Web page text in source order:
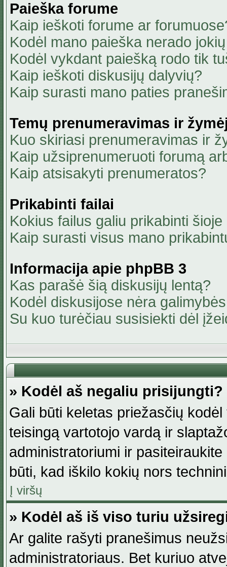
Paieška forume
Kaip ieškoti forume ar
Kodėl mano paieška nerado
Kodėl vykdant paiešką rodo tik
Kaip ieškoti diskusijų dalyvių?
Kaip surasti mano paties
Temų prenumeravimas ir
Kuo skiriasi prenumeravimas ir
Kaip užsiprenumeruoti forumą
Kaip atsisakyti prenumeratos?
Prikabinti failai
Kokius failus galiu prikabinti
Kaip surasti visus mano
Informacija apie phpBB 3
Kas parašė šią diskusijų lentą?
Kodėl diskusijose nėra
Su kuo turėčiau susisiekti dėl
» Kodėl aš negaliu prisijungti?
Gali būti keletas priežasčių
teisingą vartotojo vardą ir
administratoriumi ir
būti, kad iškilo kokių nors
Į viršų
» Kodėl aš iš viso turiu
Ar galite rašyti pranešimus
administratoriaus. Bet kuriuo